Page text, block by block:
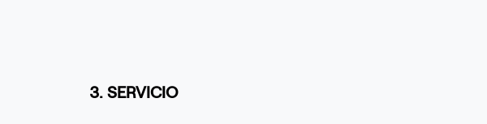
3. SERVICIO